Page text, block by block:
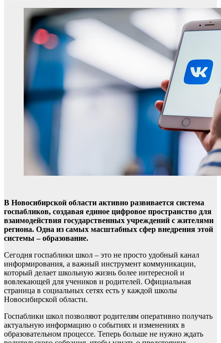
В Новосибирской области активно развивается система
госпабликов, создавая единое цифровое пространство для
взаимодействия государственных учреждений с жителями
региона. Одна из самых масштабных сфер внедрения этой
системы – образование.
Сегодня госпаблики школ – это не просто удобный канал
информирования, а важный инструмент коммуникации,
который делает школьную жизнь более интересной и
вовлекающей для учеников и родителей. Официальная
страница в социальных сетях есть у каждой школы
Новосибирской области.
Госпаблики школ позволяют родителям оперативно получать
актуальную информацию о событиях и изменениях в
образовательном процессе. Теперь больше не нужно ждать